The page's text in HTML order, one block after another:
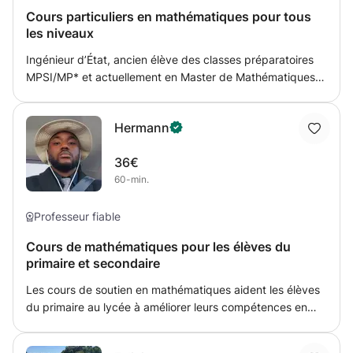
curiosité pour le monde fascinant des sciences
biomédicales.
Cours particuliers en mathématiques pour tous
les niveaux
Ingénieur d’État, ancien élève des classes préparatoires
MPSI/MP* et actuellement en Master de Mathématiques
transmettre cette passion à mes élèves à travers une
approche claire, vivante et stimulante. Tous mes élèves
ont réussi leurs examens, grâce à une méthode qui allie
compréhension en profondeur et plaisir du raisonnement.
formules, comprendre le pourquoi derrière le comment, et
Nous explorerons ensemble l’analyse, l’algèbre et la
géométrie, en développant intuition, rigueur et créativité
mathématique.
Hermann
36€
60-min.
Professeur fiable
Cours de mathématiques pour les élèves du
primaire et secondaire
Les cours de soutien en mathématiques aident les élèves
du primaire au lycée à améliorer leurs compétences en